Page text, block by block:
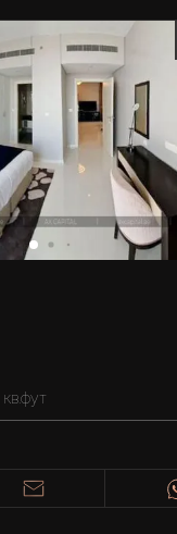
кв.фут